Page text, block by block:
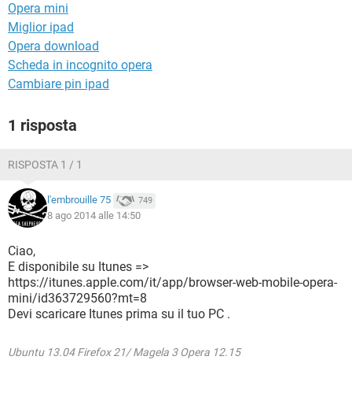
Opera mini
Miglior ipad
Opera download
Scheda in incognito opera
Cambiare pin ipad
1 risposta
RISPOSTA 1 / 1
l'embrouille 75 749
8 ago 2014 alle 14:50
Ciao,
E disponibile su Itunes =>
https://itunes.apple.com/it/app/browser-web-mobile-opera-
mini/id363729560?mt=8
Devi scaricare Itunes prima su il tuo PC .
Ubuntu 13.04 Firefox 21/ Magela 3 Opera 12.15